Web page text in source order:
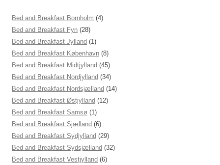
Bed and Breakfast Bornholm (4)
Bed and Breakfast Fyn (28)
Bed and Breakfast Jylland (1)
Bed and Breakfast København (8)
Bed and Breakfast Midtjylland (45)
Bed and Breakfast Nordjylland (34)
Bed and Breakfast Nordsjælland (14)
Bed and Breakfast Østjylland (12)
Bed and Breakfast Samsø (1)
Bed and Breakfast Sjælland (6)
Bed and Breakfast Sydjylland (29)
Bed and Breakfast Sydsjælland (32)
Bed and Breakfast Vestjylland (6)